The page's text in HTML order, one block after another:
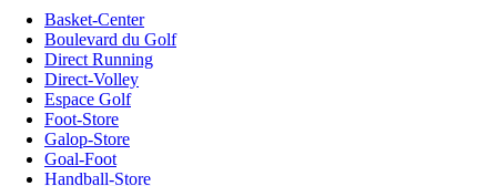
Basket-Center
Boulevard du Golf
Direct Running
Direct-Volley
Espace Golf
Foot-Store
Galop-Store
Goal-Foot
Handball-Store